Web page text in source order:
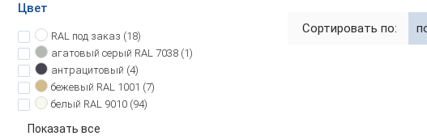
Цвет
RAL под заказ (18)
агатовый серый RAL 7038 (1)
антрацитовый (4)
бежевый RAL 1001 (7)
белый RAL 9010 (94)
Показать все
Сортировать по: